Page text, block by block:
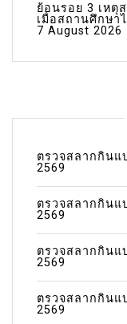
ย้อนรอย 3 เหตุ
เมื่อสถานศึกษา
7 August 2026
ตรวจสลากกินแ
2569
ตรวจสลากกินแ
2569
ตรวจสลากกินแ
2569
ตรวจสลากกินแ
2569